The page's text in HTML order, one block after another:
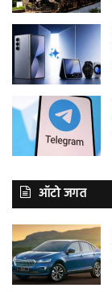
ऑटो जगत